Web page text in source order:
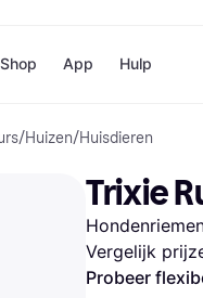
Shop
Winkels
Bol
H&M
App Hulp
/Huizen/Huisdieren
Trixie
Vergelijk
Probeer